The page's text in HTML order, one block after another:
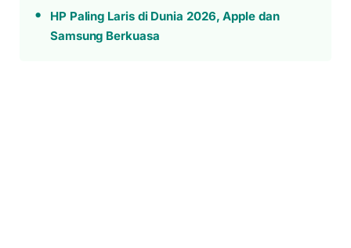
HP Paling Laris di Dunia 2026, Apple dan
Samsung Berkuasa